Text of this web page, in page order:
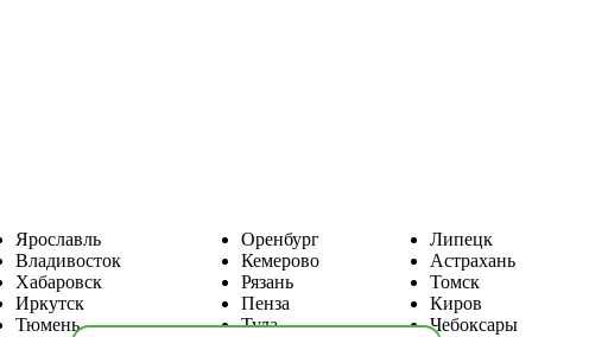
Ярославль
Владивосток
Хабаровск
Иркутск
Тюмень
Оренбург
Кемерово
Рязань
Пенза
Тула
Липецк
Астрахань
Томск
Киров
Чебоксары